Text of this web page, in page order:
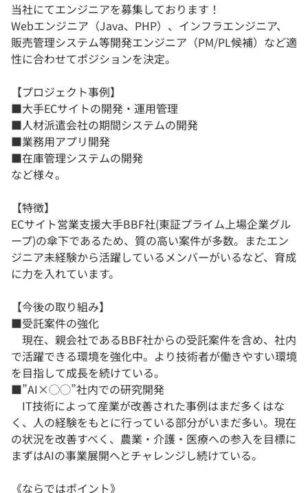
当社にてエンジニアを募集しております！
Webエンジニア（Java、PHP）、インフラエンジニア、
販売管理システム等開発エンジニア（PM/PL候補）など適
性に合わせてポジションを決定。
【プロジェクト事例】
■大手ECサイトの開発・運用管理
■人材派遣会社の期間システムの開発
■業務用アプリ開発
■在庫管理システムの開発
など様々。
【特徴】
ECサイト営業支援大手BBF社(東証プライム上場企業グル
ープ)の傘下であるため、質の高い案件が多数。またエン
ジニア未経験から活躍しているメンバーがいるなど、育成
に力を入れています。
【今後の取り組み】
■受託案件の強化
現在、親会社であるBBF社からの受託案件を含め、社内
で活躍できる環境を強化中。より技術者が働きやすい環境
を目指して成長を続けている。
■”AI×◯◯”社内での研究開発
IT技術によって産業が改善された事例はまだ多くはな
く、人の経験をもとに行っている部分がいまだ多い。現在
の状況を改善すべく、農業・介護・医療への参入を目標に
まずはAIの事業展開へとチャレンジし続けている。
《ならではポイント》